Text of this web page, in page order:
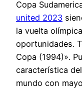
Copa
united 2023
la vuelta
oportunidades.
Copa (1994)».
característica
mundo con